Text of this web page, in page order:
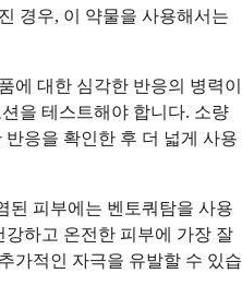
경우, 이 약물을 사용해서는
에 대한 심각한 반응의 병력이
을 테스트해야 합니다. 소량
응을 확인한 후 더 넓게 사용
된 피부에는 벤토쿼탐을 사용
하고 온전한 피부에 가장 잘
가적인 자극을 유발할 수 있습